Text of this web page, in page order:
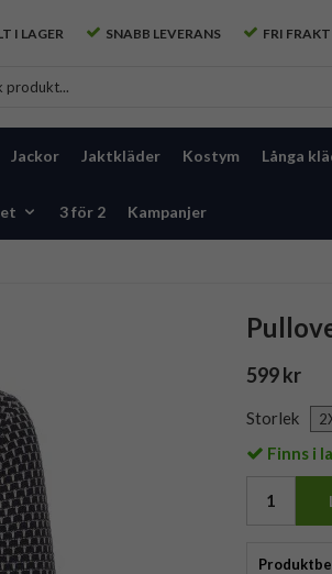
I LAGER SNABB LEVERANS FRI
Jackor Jaktkläder Kostym Långa
3 för 2 Kampanjer
599 kr
Storlek
Finns i